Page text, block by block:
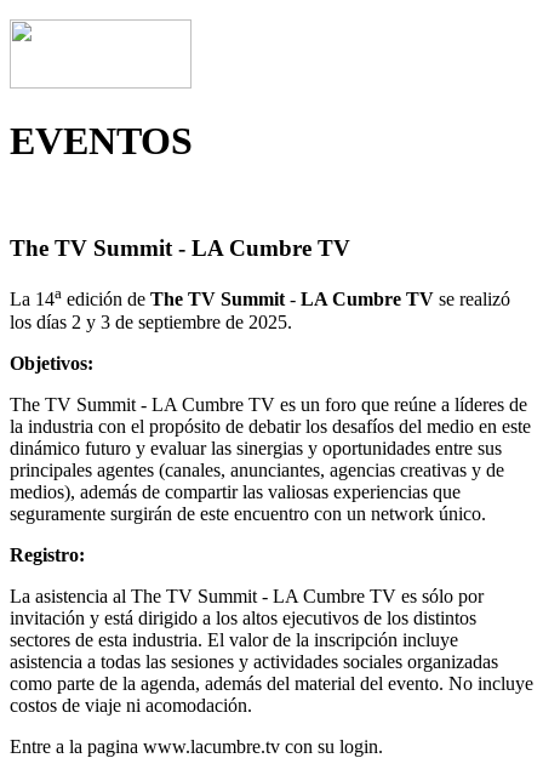
EVENTOS
The TV Summit - LA Cumbre TV
La 14a edición de The TV Summit- LA Cumbre TV se realizó
los días 2 y 3 de septiembre de 2025.
Objetivos:
The TV Summit - LA Cumbre TV es un foro que reúne a líderes de
la industria con el propósito de debatir los desafíos del medio en este
dinámico futuro y evaluar las sinergias y oportunidades entre sus
principales agentes (canales, anunciantes, agencias creativas y de
medios), además de compartir las valiosas experiencias que
seguramente surgirán de este encuentro con un network único.
Registro:
La asistencia al The TV Summit - LA Cumbre TV es sólo por
invitación y está dirigido a los altos ejecutivos de los distintos
sectores de esta industria. El valor de la inscripción incluye
asistencia a todas las sesiones y actividades sociales organizadas
como parte de la agenda, además del material del evento. No incluye
costos de viaje ni acomodación.
Entre a la pagina www.lacumbre.tv con su login.